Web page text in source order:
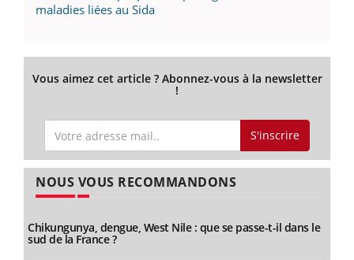
maladies liées au Sida
Vous aimez cet article ? Abonnez-vous à la newsletter
!
S'inscrire
NOUS VOUS RECOMMANDONS
Chikungunya, dengue, West Nile : que se passe-t-il dans le
sud de la France ?